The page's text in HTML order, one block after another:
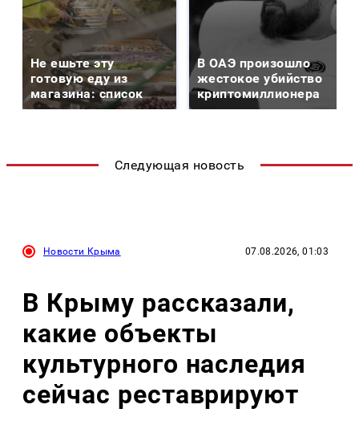
Не ешьте эту
готовую еду из
магазина: список
В ОАЭ произошло
жестокое убийство
криптомиллионера
Следующая новость
Новости Крыма 07.08.2026, 01:03
В Крыму рассказали,
какие объекты
культурного наследия
сейчас реставрируют